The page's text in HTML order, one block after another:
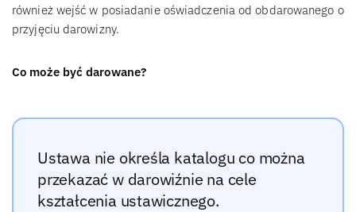
również wejść w posiadanie oświadczenia od obdarowanego o
przyjęciu darowizny.
Co może być darowane?
Ustawa nie określa katalogu co można
przekazać w darowiźnie na cele
kształcenia ustawicznego.